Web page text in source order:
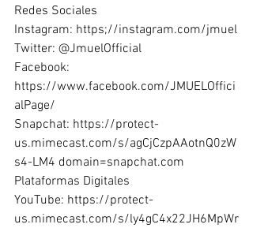
Redes Sociales
Instagram: https;//instagram.com/jmuel
Twitter: @JmuelOfficial
Facebook:
https://www.facebook.com/JMUELOffici
alPage/
Snapchat: https://protect-
us.mimecast.com/s/agCjCzpAAotnQ0zW
s4-LM4 domain=snapchat.com
Plataformas Digitales
YouTube: https://protect-
us.mimecast.com/s/ly4gC4x22JH6MpWr